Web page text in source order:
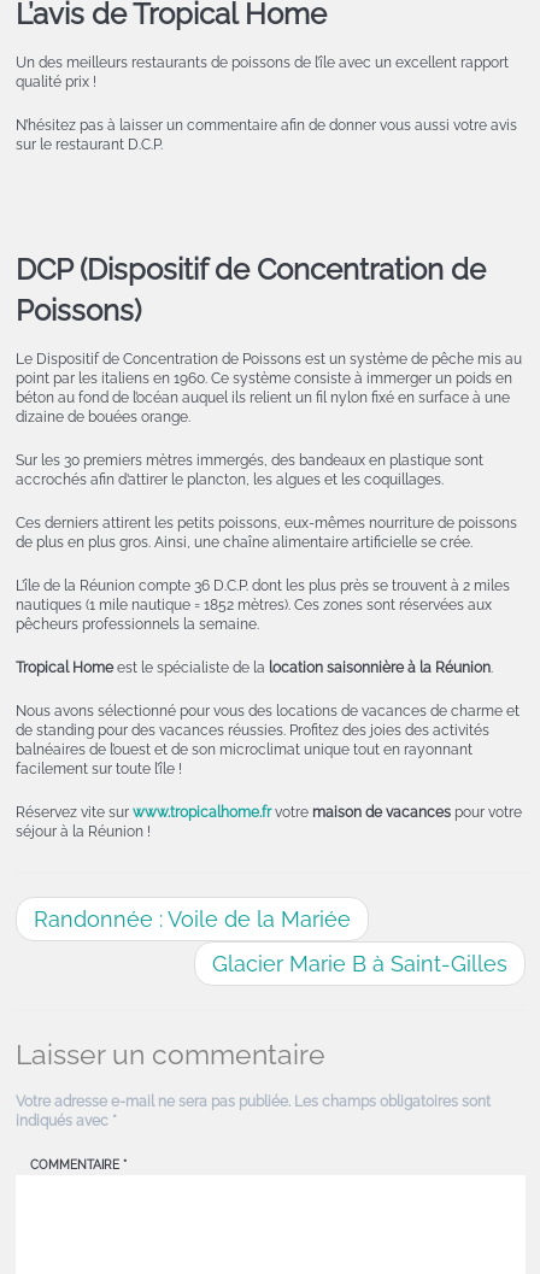
L’avis de Tropical Home
Un des meilleurs restaurants de poissons de l’île avec un excellent rapport
qualité prix !
N’hésitez pas à laisser un commentaire afin de donner vous aussi votre avis
sur le restaurant D.C.P.
DCP (Dispositif de Concentration de
Poissons)
Le Dispositif de Concentration de Poissons est un système de pêche mis au
point par les italiens en 1960. Ce système consiste à immerger un poids en
béton au fond de l’océan auquel ils relient un fil nylon fixé en surface à une
dizaine de bouées orange.
Sur les 30 premiers mètres immergés, des bandeaux en plastique sont
accrochés afin d’attirer le plancton, les algues et les coquillages.
Ces derniers attirent les petits poissons, eux-mêmes nourriture de poissons
de plus en plus gros. Ainsi, une chaîne alimentaire artificielle se crée.
L’île de la Réunion compte 36 D.C.P. dont les plus près se trouvent à 2 miles
nautiques (1 mile nautique = 1852 mètres). Ces zones sont réservées aux
pêcheurs professionnels la semaine.
Tropical Homeest le spécialiste de la location saisonnière à la Réunion.
Nous avons sélectionné pour vous des locations de vacances de charme et
de standing pour des vacances réussies. Profitez des joies des activités
balnéaires de l’ouest et de son microclimat unique tout en rayonnant
facilement sur toute l’île !
Réservez vite sur www.tropicalhome.frvotre maison de vacancespour votre
séjour à la Réunion !
Randonnée : Voile de la Mariée
Glacier Marie B à Saint-Gilles
Laisser un commentaire
Votre adresse e-mail ne sera pas publiée. Les champs obligatoires sont
indiqués avec *
COMMENTAIRE *